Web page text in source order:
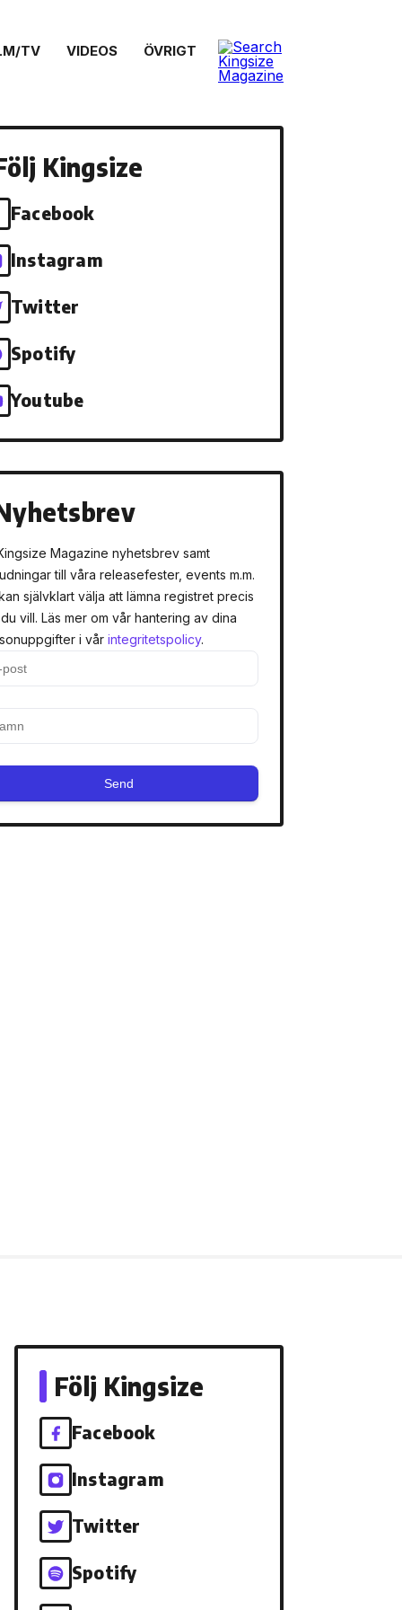
TV VIDEOS ÖVRIGT
Kingsize
Facebook
Instagram
Twitter
Spotify
Youtube
Magazine nyhetsbrev samt
till våra releasefester, events m.m.
självklart välja att lämna registret precis
vill. Läs mer om vår hantering av dina
i vår integritetspolicy.
Send
Följ Kingsize
Facebook
Instagram
Twitter
Spotify